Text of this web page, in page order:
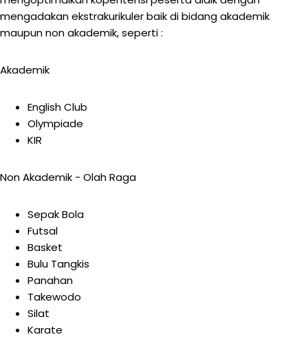
mengadakan ekstrakurikuler baik di bidang akademik
maupun non akademik, seperti :
Akademik
English Club
Olympiade
KIR
Non Akademik - Olah Raga
Sepak Bola
Futsal
Basket
Bulu Tangkis
Panahan
Takewodo
Silat
Karate